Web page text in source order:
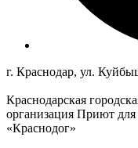
г. Краснодар, ул.
Краснодарская
организация Приют
«Краснодог»